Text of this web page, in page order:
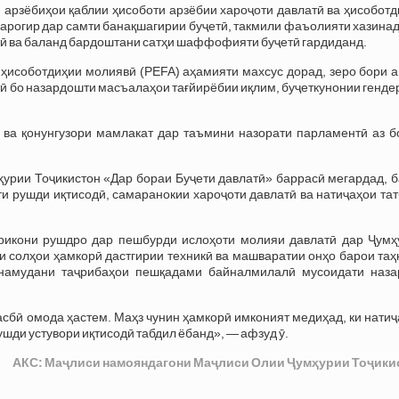
қаблии ҳисоботи арзёбии хароҷоти давлатӣ ва
дар самти банақшагирии буҷетӣ, такмили фаъолияти
ва баланд бардоштани сатҳи шаффофияти буҷетӣ гардиданд.
молиявӣ (PEFA) аҳамияти махсус дорад, зеро бори
назардошти масъалаҳои тағйирёбии иқлим, буҷеткунонии
қонунгузори мамлакат дар таъмини назорати парламентӣ аз
Тоҷикистон «Дар бораи Буҷети давлатӣ» баррасӣ мегардад,
иқтисодӣ, самаранокии хароҷоти давлатӣ ва натиҷаҳои
рушдро дар пешбурди ислоҳоти молияи давлатӣ дар
солҳои ҳамкорӣ дастгирии техникӣ ва машваратии онҳо барои
таҷрибаҳои пешқадами байналмилалӣ мусоидати
омода ҳастем. Маҳз чунин ҳамкорӣ имконият медиҳад, ки
устувори иқтисодӣ табдил ёбанд», — афзуд ӯ.
АКС: Маҷлиси намояндагони Маҷлиси Олии Ҷумҳурии